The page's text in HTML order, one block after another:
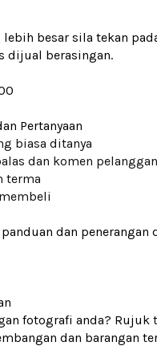
besar sila tekan
dijual berasingan.
Pertanyaan
biasa ditanya
dan komen pelanggan
terma
dan
fotografi anda? Rujuk
dan barangan